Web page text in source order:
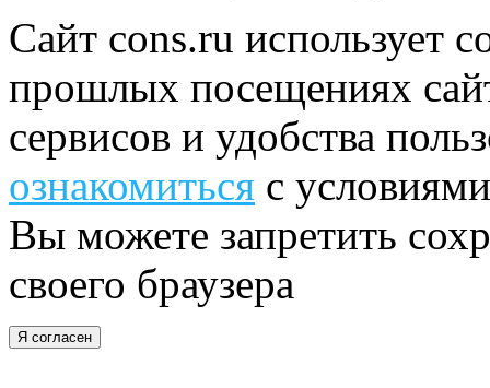
Сайт cons.ru использует
прошлых посещениях
сервисов и удобства
ознакомиться с
Вы можете запретить
своего браузера
Я согласен